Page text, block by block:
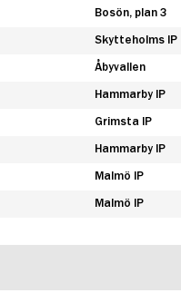
Bosön, plan 3
Skytteholms IP
Åbyvallen
Hammarby IP
Grimsta IP
Hammarby IP
Malmö IP
Malmö IP